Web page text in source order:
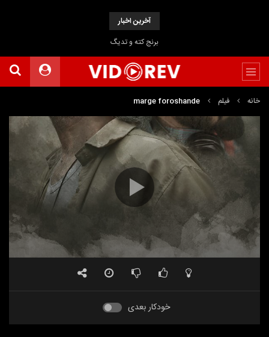
آخرین اخبار
برنج کته و تدیگ
خانه فیلم marge foroshande
نمایشگر
ویدیو
Media error: Format(s) not supported or source(s) not found
https://www.uploadbag.com/ofiles/85038537058012cc4fbe8ab1c282cee5/Marge-
Forooshandeh.mp4
خودکار بعدی